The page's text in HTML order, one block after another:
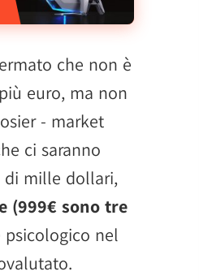
che non è
euro, ma non
- market
ci saranno
di mille dollari,
(999€ sono tre
nel